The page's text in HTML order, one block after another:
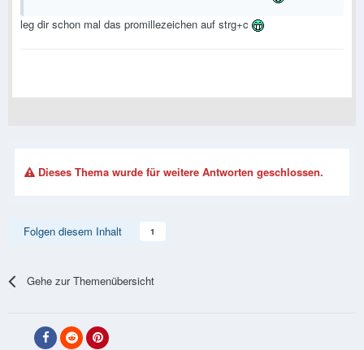
leg dir schon mal das promillezeichen auf strg+c
Dieses Thema wurde für weitere Antworten geschlossen.
Folgen diesem Inhalt 1
Gehe zur Themenübersicht